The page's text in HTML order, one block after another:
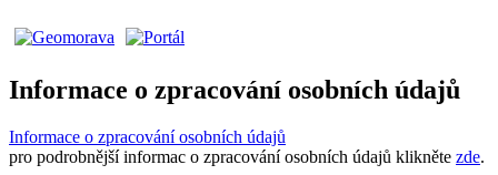
Informace o zpracování osobních údajů
Informace o zpracování osobních údajů
pro podrobnější informac o zpracování osobních údajů klikněte zde.